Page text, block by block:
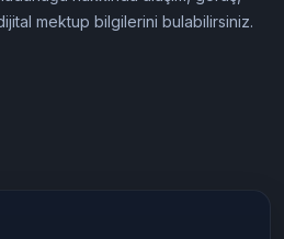
mektup bilgilerini bulabilirsiniz.